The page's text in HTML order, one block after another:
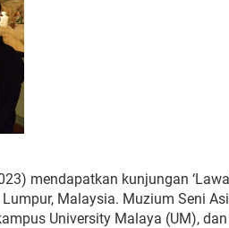
mendapatkan kunjungan
Malaysia. Muzium Seni
University Malaya (UM), dan